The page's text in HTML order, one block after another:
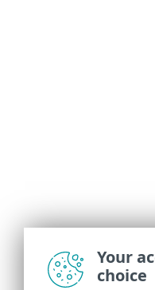
Your
choice